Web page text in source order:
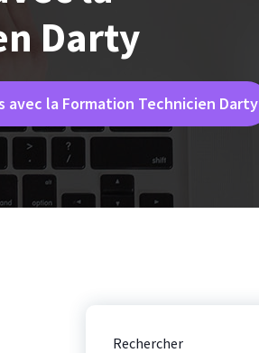
Darty
avec la Formation Technicien Darty
Rechercher